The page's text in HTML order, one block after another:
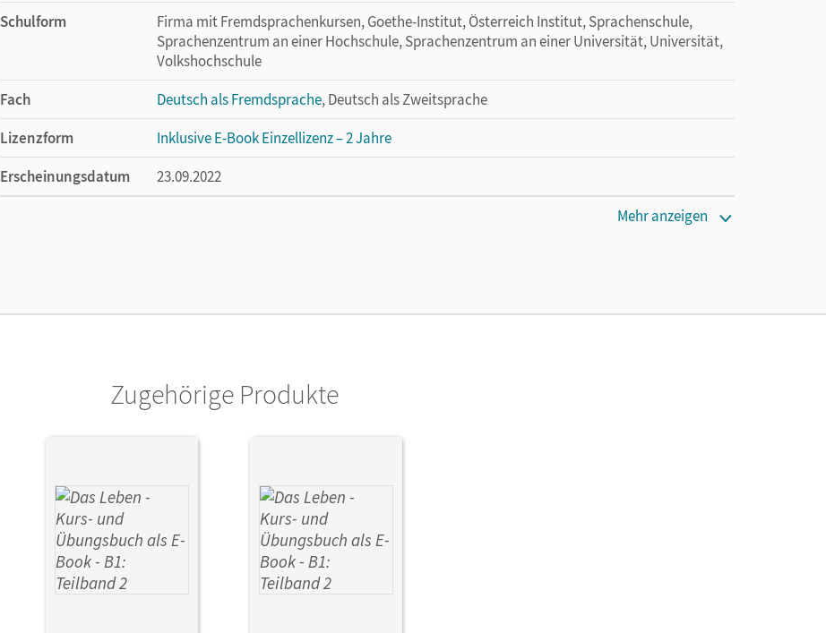
Schulform
Firma mit Fremdsprachenkursen, Goethe-Institut, Österreich Institut, Sprachenschule,
Sprachenzentrum an einer Hochschule, Sprachenzentrum an einer Universität, Universität,
Volkshochschule
Fach
Deutsch als Fremdsprache, Deutsch als Zweitsprache
Lizenzform
Inklusive E-Book Einzellizenz – 2 Jahre
Erscheinungsdatum
23.09.2022
Mehr anzeigen
Zugehörige Produkte